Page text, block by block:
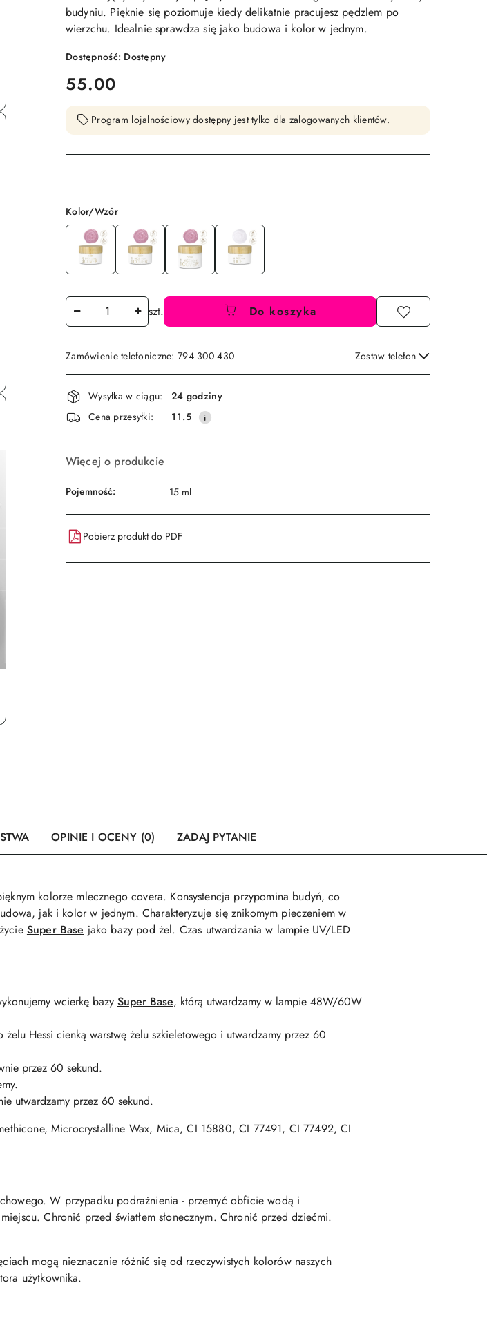
budyniu. Pięknie się poziomuje kiedy delikatnie pracujesz pędzlem po
wierzchu. Idealnie sprawdza się jako budowa i kolor w jednym.
Dostępność: Dostępny
cena:
55.00
Program lojalnościowy dostępny jest tylko dla zalogowanych klientów.
Wariant
Kolor/Wzór
Ilość szt. Do koszyka
Zamówienie telefoniczne: 794 300 430 Zostaw telefon
Wyślij
Dostępność
i
dostawa
Wysyłka w ciągu:
24 godziny
Cena przesyłki:
11.5
Więcej o produkcie
Pojemność: 15 ml
Pobierz produkt do PDF
OPINIE I OCENY (0) ZADAJ PYTANIE
kolorze mlecznego covera. Konsystencja przypomina budyń, co
jak i kolor w jednym. Charakteryzuje się znikomym pieczeniem w
Super Base jako bazy pod żel. Czas utwardzania w lampie UV/LED
wcierkę bazy Super Base, którą utwardzamy w lampie 48W/60W
żelu Hessi cienką warstwę żelu szkieletowego i utwardzamy przez 60
przez 60 sekund.
utwardzamy przez 60 sekund.
Microcrystalline Wax, Mica, CI 15880, CI 77491, CI 77492, CI
W przypadku podrażnienia - przemyć obficie wodą i
Chronić przed światłem słonecznym. Chronić przed dziećmi.
mogą nieznacznie różnić się od rzeczywistych kolorów naszych
użytkownika.